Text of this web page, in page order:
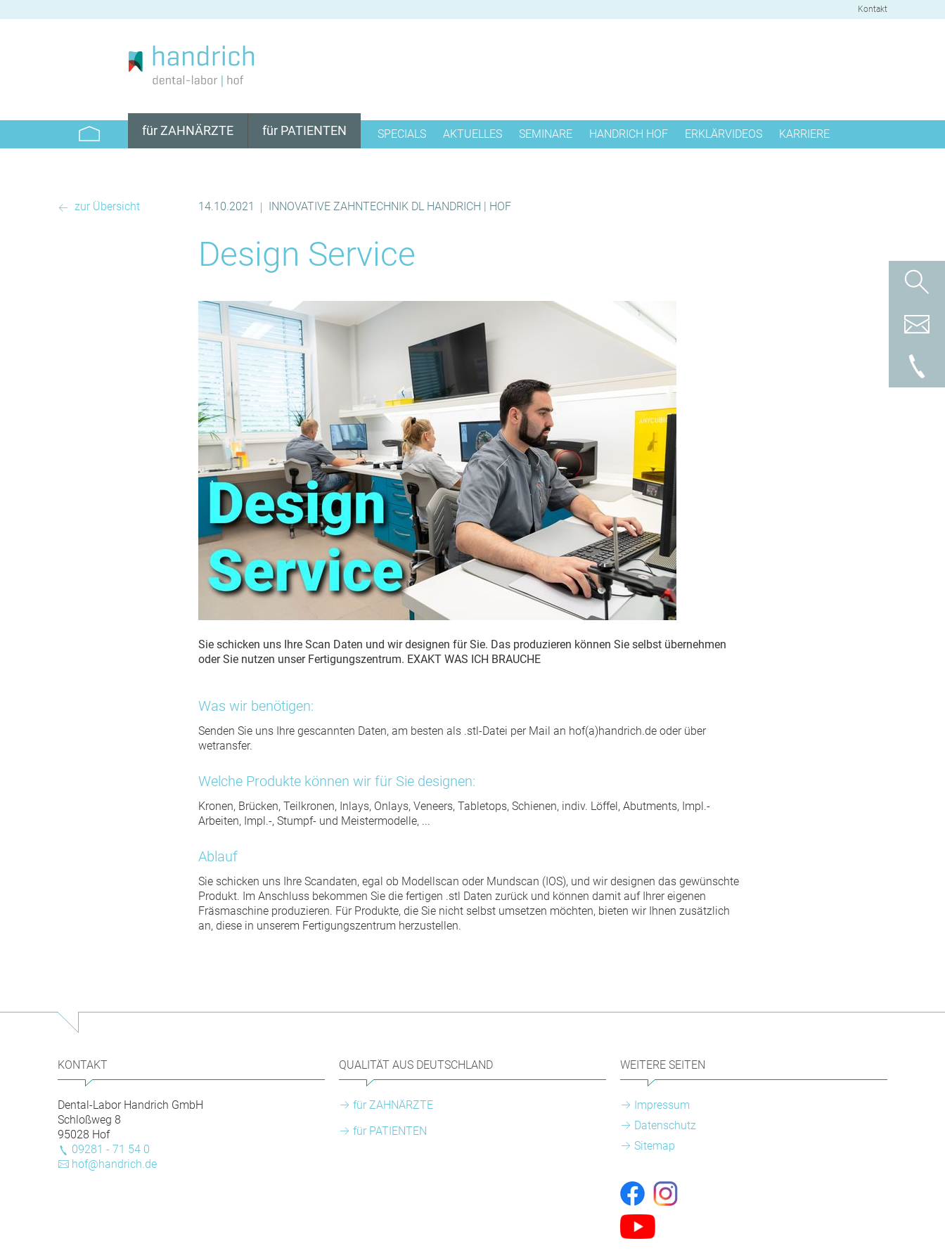
Kontakt
für ZAHNÄRZTE
QUALITÄT & GARANTIE
für PATIENTEN
FINANZIERUNG
SPECIALS
KIEFERGELENKSVERMESSUNG
ÄSTHETIKENTWURF / WAX UP
PROFESSIONELLE
FLEXIPROTHESE
KIEFERORTHOPÄDISCHE
SCHNARCHERSCHIENE
CAD/CAM TECHNOLOGIE
SCHIENENTHERAPIE
AKTUELLES SEMINARE HANDRICH HOF ERKLÄRVIDEOS KARRIERE
zur Übersicht 14.10.2021 INNOVATIVE ZAHNTECHNIK DL HANDRICH | HOF
Design Service
Sie schicken uns Ihre Scan Daten und wir designen für Sie. Das produzieren können Sie selbst übernehmen
oder Sie nutzen unser Fertigungszentrum. EXAKT WAS ICH BRAUCHE
Was wir benötigen:
Senden Sie uns Ihre gescannten Daten, am besten als .stl-Datei per Mail an hof(a)handrich.de oder über
wetransfer.
Welche Produkte können wir für Sie designen:
Kronen, Brücken, Teilkronen, Inlays, Onlays, Veneers, Tabletops, Schienen, indiv. Löffel, Abutments, Impl.-
Arbeiten, Impl.-, Stumpf- und Meistermodelle, ...
Ablauf
Sie schicken uns Ihre Scandaten, egal ob Modellscan oder Mundscan (IOS), und wir designen das gewünschte
Produkt. Im Anschluss bekommen Sie die fertigen .stl Daten zurück und können damit auf Ihrer eigenen
Fräsmaschine produzieren. Für Produkte, die Sie nicht selbst umsetzen möchten, bieten wir Ihnen zusätzlich
an, diese in unserem Fertigungszentrum herzustellen.
KONTAKT
Dental-Labor Handrich GmbH
Schloßweg 8
95028 Hof
09281 - 71 54 0
hof@handrich.de
QUALITÄT AUS DEUTSCHLAND
für ZAHNÄRZTE
für PATIENTEN
WEITERE SEITEN
Impressum
Datenschutz
Sitemap